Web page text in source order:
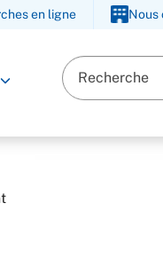
en ligne Nous